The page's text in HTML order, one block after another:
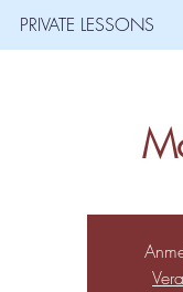
PRIVATE LESSONS